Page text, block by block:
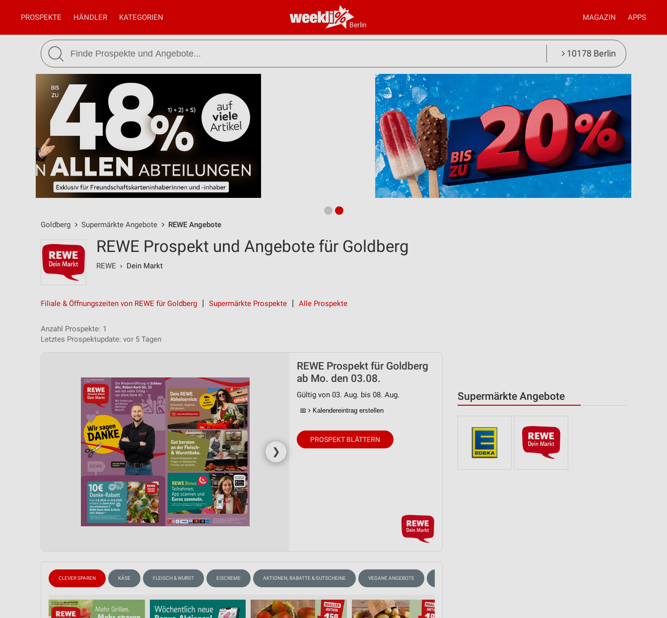
Berlin
PROSPEKTE HÄNDLER KATEGORIEN MAGAZIN APPS
10178 Berlin
Goldberg Supermärkte Angebote REWE Angebote
Supermärkte Angebote
REWE Prospekt und Angebote für Goldberg
REWE › Dein Markt
Filiale & Öffnungszeiten von REWE für Goldberg Supermärkte Prospekte Alle Prospekte
Anzahl Prospekte: 1
Letztes Prospektupdate: vor 5 Tagen
❯
REWE Prospekt für Goldberg
ab Mo. den 03.08.
Gültig von 03. Aug. bis 08. Aug.
📅 Kalendereintrag erstellen
PROSPEKT BLÄTTERN
CLEVER SPAREN KÄSE FLEISCH & WURST EISCREME AKTIONEN, RABATTE & GUTSCHEINE VEGANE ANGEBOTE